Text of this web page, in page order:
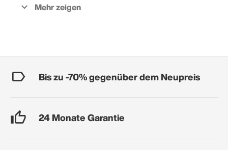
Bis zu -70% gegenüber dem Neupreis
24 Monate Garantie